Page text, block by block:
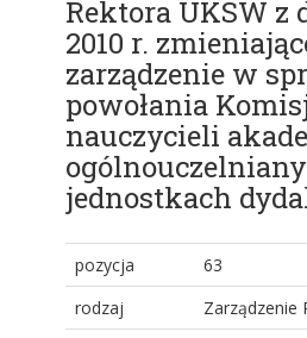
Rektora UKSW z
2010 r.
zarządzenie w
powołania
nauczycieli
jednostkach
pozycja
63
rodzaj
Zarządzenie